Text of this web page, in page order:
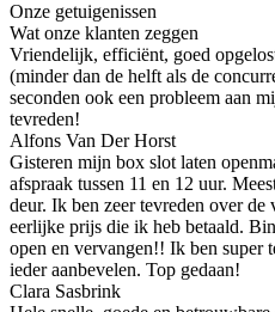
Onze getuigenissen
Wat onze klanten zeggen
Vriendelijk, efficiënt, goed
(minder dan de helft als de
seconden ook een probleem aan
tevreden!
Alfons Van Der Horst
Gisteren mijn box slot laten
afspraak tussen 11 en 12 uur.
deur. Ik ben zeer tevreden over
eerlijke prijs die ik heb betaald.
open en vervangen!! Ik ben super
ieder aanbevelen. Top gedaan!
Clara Sasbrink